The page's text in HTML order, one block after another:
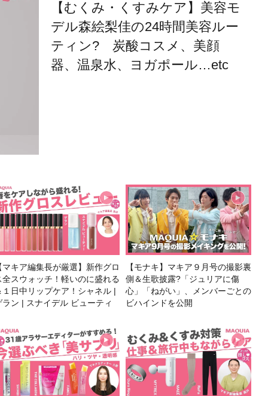
【むくみ・くすみケア】美容モ
デル森絵梨佳の24時間美容ルー
ティン? 炭酸コスメ、美顔
器、温泉水、ヨガポール…etc
マキア編集長が厳選】新作グロ
全スウォッチ！軽いのに盛れる
１日中リップケア！シャネル |
ラン | スナイデル ビューティ
【モナキ】マキア９月号の撮影裏
側＆生歌披露?「ジュリアに傷
心」「ねがい」、メンバーごとの
ビハインドを公開